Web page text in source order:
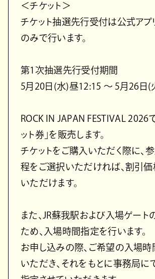
＜チケット＞
チケット抽選先行受付は公式アプリ
のみで行います。
第1次抽選先行受付期間
5月20日(水)昼12:15 ～ 5月26日(
ROCK IN JAPAN FESTIVAL 2026
ット券」を販売します。
チケットをご購入いただく際に、
程をご選択いただければ、割引
いただけます。
また、JR蘇我駅および入場ゲー
ため、入場時間指定を行います。
お申し込みの際、ご希望の入場
いただき、それをもとに事務局に